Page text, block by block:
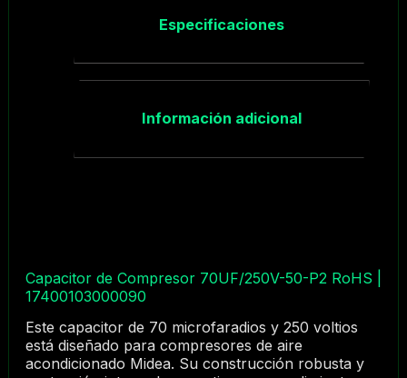
Especificaciones
Información adicional
Capacitor de Compresor 70UF/250V-50-P2 RoHS |
17400103000090
Este capacitor de 70 microfaradios y 250 voltios
está diseñado para compresores de aire
acondicionado Midea. Su construcción robusta y